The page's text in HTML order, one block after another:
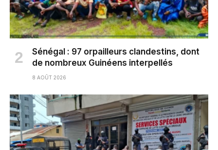
Sénégal : 97 orpailleurs clandestins, dont
de nombreux Guinéens interpellés
8 AOÛT 2026